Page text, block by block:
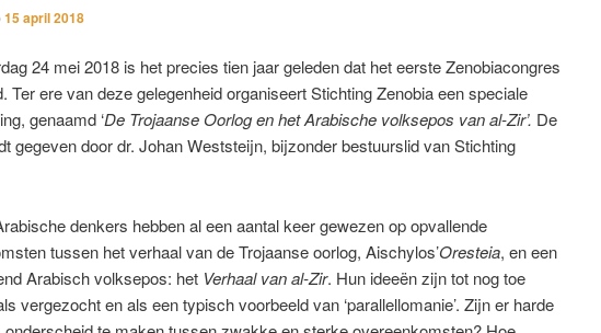
15 april 2018
24 mei 2018 is het precies tien jaar geleden dat het eerste Zenobiacongres
Ter ere van deze gelegenheid organiseert Stichting Zenobia een speciale
genaamd ‘De Trojaanse Oorlog en het Arabische volksepos van al-Zir’. De
gegeven door dr. Johan Weststeijn, bijzonder bestuurslid van Stichting
denkers hebben al een aantal keer gewezen op opvallende
tussen het verhaal van de Trojaanse oorlog, Aischylos’Oresteia, en een
Arabisch volksepos: het Verhaal van al-Zir. Hun ideeën zijn tot nog toe
vergezocht en als een typisch voorbeeld van ‘parallellomanie’. Zijn er harde